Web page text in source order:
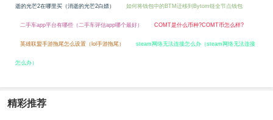
逝的光芒2在哪里买（消逝的光芒2白嫖） 如何将钱包中的BTM迁移到Bytom链全节点钱包
二手车app平台有哪些（二手车评估app哪个最好） COMT是什么币种?COMT币怎么样?
英雄联盟手游拖尾怎么设置（lol手游拖尾） steam网络无法连接怎么办（steam网络无法连接
怎么办）
精彩推荐